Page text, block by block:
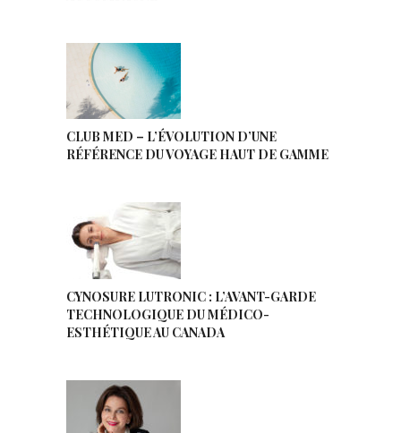
CLUB MED – L’ÉVOLUTION D’UNE
RÉFÉRENCE DU VOYAGE HAUT DE GAMME
CYNOSURE LUTRONIC : L’AVANT-GARDE
TECHNOLOGIQUE DU MÉDICO-
ESTHÉTIQUE AU CANADA